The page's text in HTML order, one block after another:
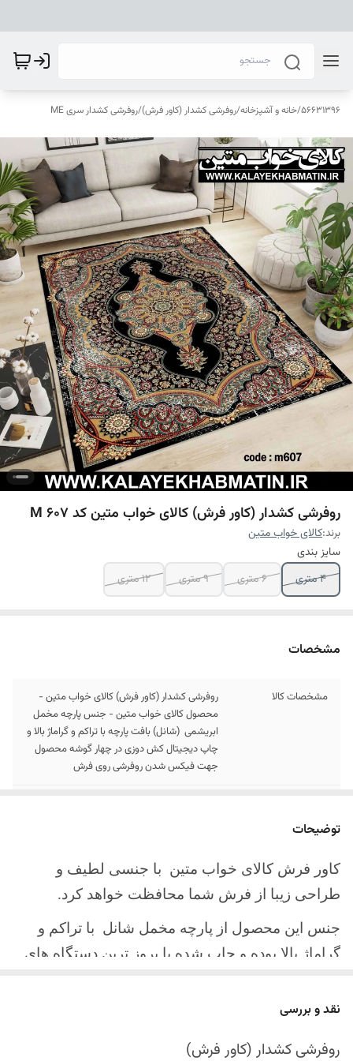
56631396
/خانه و آشپزخانه/روفرشی کشدار (کاور فرش)/روفرشی کشدار سری ME
روفرشی کشدار (کاور فرش) کالای خواب متین کد M 607
برند:کالای خواب متین
سایز بندی
4 متری
6 متری 9 متری 12 متری
مشخصات
مشخصات کالا
روفرشی کشدار (کاور فرش) کالای خواب متین -
محصول کالای خواب متین - جنس پارچه مخمل
ابریشمی (شانل) بافت پارچه با تراکم و گراماژ بالا و
چاپ دیجیتال کش دوزی در چهار گوشه محصول
جهت فیکس شدن روفرشی روی فرش
ارسال کالا
آینده
توضیحات
کاور فرش کالای خواب متین با جنسی لطیف و
طراحی زیبا از فرش شما محافظت خواهد کرد.
جنس این محصول از پارچه مخمل شانل با تراکم و
گراماژ بالا بوده و چاپ شده با بروز ترین دستگاه های
چهار گوشه این محصول با کش باکیفیت دوخته‌شده
نقد و بررسی
روفرشی کشدار (کاور فرش)